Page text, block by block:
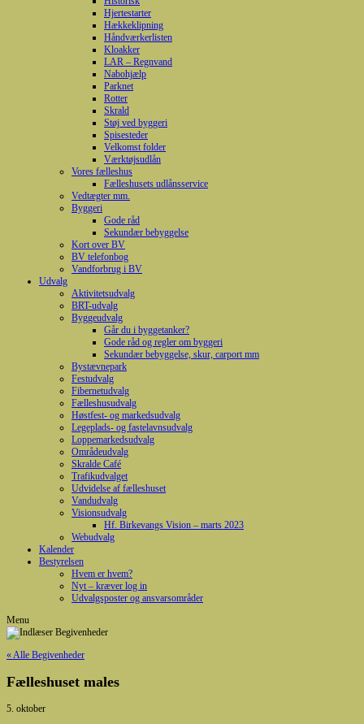
Hjertestarter
Hækkeklipning
Håndværkerlisten
Kloakker
LAR – Regnvand
Nabohjælp
Parknet
Rotter
Skrald
Støj ved byggeri
Spisesteder
Velkomst folder
Værktøjsudlån
Vores fælleshus
Fælleshusets udlånsservice
Vedtægter mm.
Byggeri
Gode råd
Sekundær bebyggelse
Kort over BV
BV telefonbog
Vandforbrug i BV
Udvalg
Aktivitetsudvalg
BRT-udvalg
Byggeudvalg
Går du i byggetanker?
Gode råd og regler om byggeri
Sekundær bebyggelse, skur, carport mm
Bystævnepark
Festudvalg
Fibernetudvalg
Fælleshusudvalg
Høstfest- og markedsudvalg
Legeplads- og fastelavnsudvalg
Loppemarkedsudvalg
Områdeudvalg
Skralde Café
Trafikudvalget
Udvidelse af fælleshuset
Vandudvalg
Visionsudvalg
Hf. Birkevangs Vision – marts 2023
Webudvalg
Kalender
Bestyrelsen
Hvem er hvem?
Nyt – kræver log in
Udvalgsposter og ansvarsområder
Menu
« Alle Begivenheder
Fælleshuset males
5. oktober